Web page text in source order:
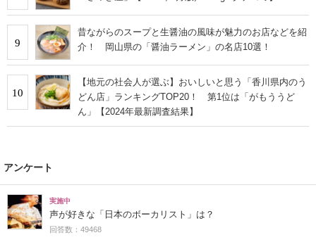
9
昔ながらのスープと生醤油の風味が魅力のお店などを紹
介！ 岡山県の「醤油ラーメン」の名店10選！
10
【地元の社会人が選ぶ】おいしいと思う「香川県内のう
どん店」ランキングTOP20！ 第1位は「がもううど
ん」【2024年最新調査結果】
アンケート
実施中
声が好きな「日本のボーカリスト」は？
回答数：49468